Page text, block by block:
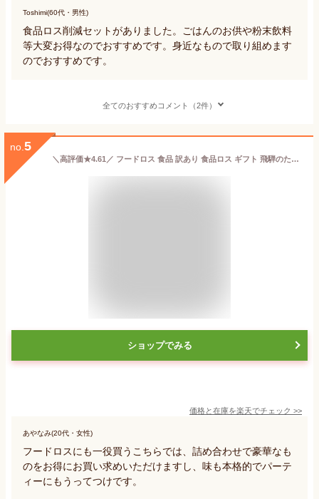
Toshimi(60代・男性)
食品ロス削減セットがありました。ごはんのお供や粉末飲料
等大変お得なのでおすすめです。身近なもので取り組めます
のでおすすめです。
全てのおすすめコメント（2件）
no. 5
＼高評価★4.61／ フードロス 食品 訳あり 食品ロス ギフト 飛騨のたから箱M 8品 お菓子＆惣菜 お土産 福袋 お得 セット ラーメン お菓子 在庫処分 ご当地ラーメン 食べ物 詰め合わせ 賞味期限 処分
ショップでみる
価格と在庫を楽天でチェック >>
あやなみ(20代・女性)
フードロスにも一役買うこちらでは、詰め合わせで豪華なも
のをお得にお買い求めいただけますし、味も本格的でパーテ
ィーにもうってつけです。